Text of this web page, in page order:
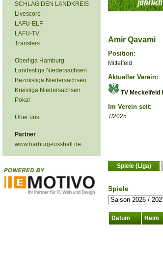
SCHLAG DEN LANDKREIS
Livescore
LAFU-ELF
LAFU-TV
Transfers
Oberliga Hamburg
Landesliga Niedersachsen
Bezirksliga Niedersachsen
Kreisliga Niedersachsen
Pokal
Über uns
Partner
www.harburg-fussball.de
Amir Qavami
Position:
Mittelfeld
Aktueller Verein:
TV Meckelfeld II
Im Verein seit:
7/2025
Spiele (Liga)
Spiele
Datum Heim